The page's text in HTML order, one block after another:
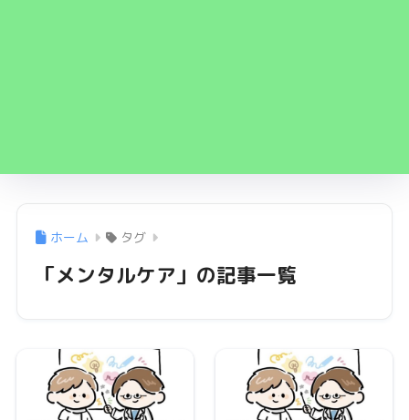
ホーム タグ
「メンタルケア」の記事一覧